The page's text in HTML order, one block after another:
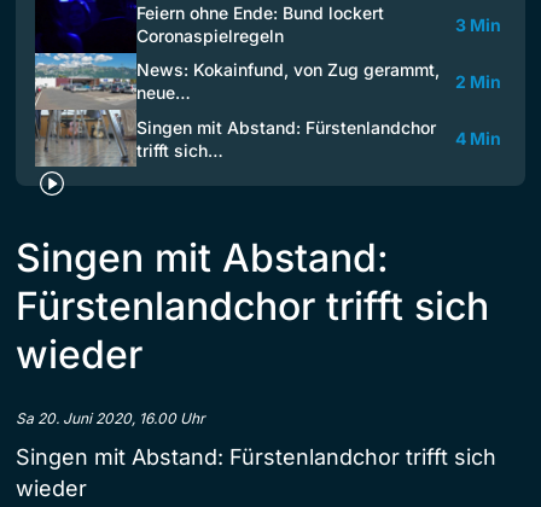
Feiern ohne Ende: Bund lockert
Coronaspielregeln
3 Min
News: Kokainfund, von Zug gerammt,
neue…
2 Min
Singen mit Abstand: Fürstenlandchor
trifft sich…
4 Min
Singen mit Abstand:
Fürstenlandchor trifft sich
wieder
Sa 20. Juni 2020, 16.00 Uhr
Singen mit Abstand: Fürstenlandchor trifft sich
wieder